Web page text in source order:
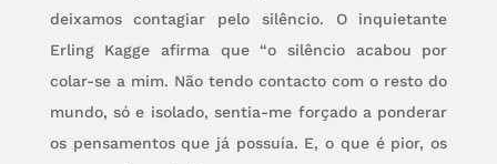
deixamos contagiar pelo silêncio. O inquietante
Erling Kagge afirma que “o silêncio acabou por
colar-se a mim. Não tendo contacto com o resto do
mundo, só e isolado, sentia-me forçado a ponderar
os pensamentos que já possuía. E, o que é pior, os